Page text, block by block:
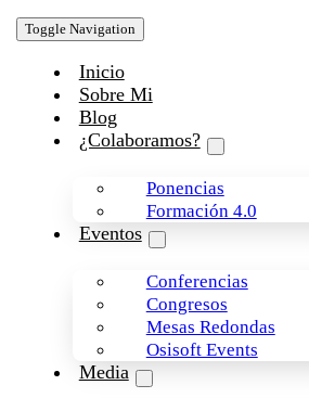
Toggle Navigation
Inicio
Sobre Mi
Blog
¿Colaboramos?
Ponencias
Formación 4.0
Eventos
Conferencias
Congresos
Mesas Redondas
Osisoft Events
Media